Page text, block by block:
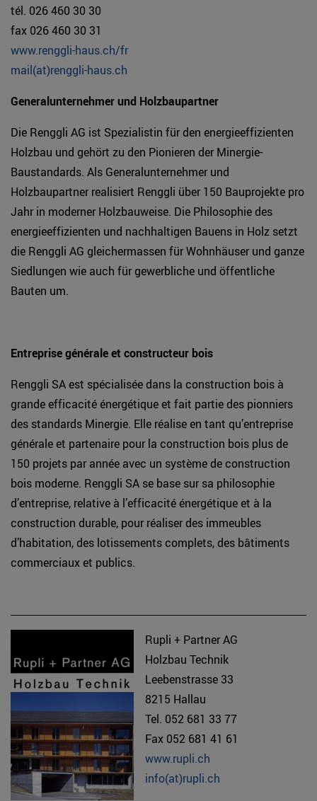
tél. 026 460 30 30
fax 026 460 30 31
www.renggli-haus.ch/fr
mail(at)renggli-haus.ch
Generalunternehmer und Holzbaupartner
Die Renggli AG ist Spezialistin für den energieeffizienten
Holzbau und gehört zu den Pionieren der Minergie-
Baustandards. Als Generalunternehmer und
Holzbaupartner realisiert Renggli über 150 Bauprojekte pro
Jahr in moderner Holzbauweise. Die Philosophie des
energieeffizienten und nachhaltigen Bauens in Holz setzt
die Renggli AG gleichermassen für Wohnhäuser und ganze
Siedlungen wie auch für gewerbliche und öffentliche
Bauten um.
Entreprise générale et constructeur bois
Renggli SA est spécialisée dans la construction bois à
grande efficacité énergétique et fait partie des pionniers
des standards Minergie. Elle réalise en tant qu’entreprise
générale et partenaire pour la construction bois plus de
150 projets par année avec un système de construction
bois moderne. Renggli SA se base sur sa philosophie
d’entreprise, relative à l’efficacité énergétique et à la
construction durable, pour réaliser des immeubles
d’habitation, des lotissements complets, des bâtiments
commerciaux et publics.
Rupli + Partner AG
Holzbau Technik
Leebenstrasse 33
8215 Hallau
Tel. 052 681 33 77
Fax 052 681 41 61
www.rupli.ch
info(at)rupli.ch